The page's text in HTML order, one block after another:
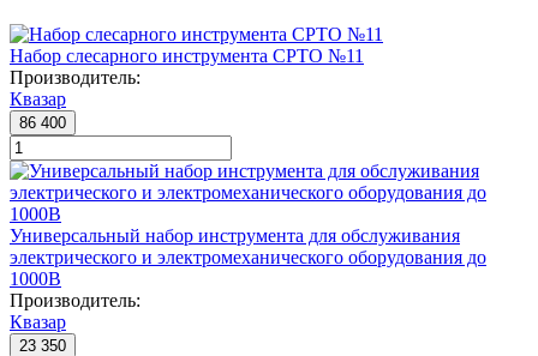
Набор слесарного инструмента СРТО №11
Производитель:
Квазар
86 400
Универсальный набор инструмента для обслуживания
электрического и электромеханического оборудования до
1000В
Производитель:
Квазар
23 350